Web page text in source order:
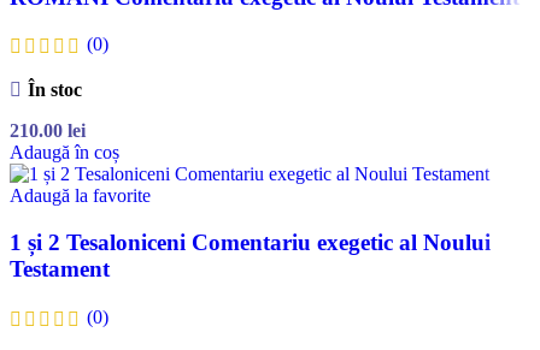
(0)
În stoc
210.00 lei
Adaugă în coș
Adaugă la favorite
1 și 2 Tesaloniceni Comentariu exegetic al Noului
Testament
(0)